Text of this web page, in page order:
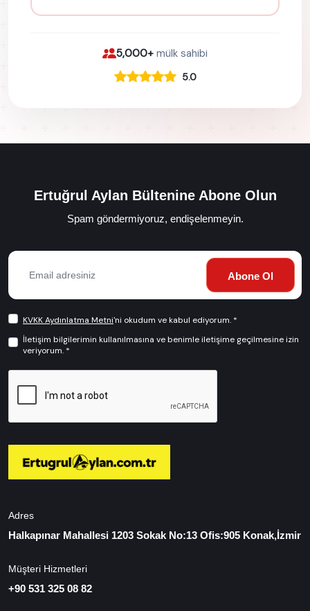
5,000+ mülk sahibi
5.0
Ertuğrul Aylan Bültenine Abone Olun
Spam göndermiyoruz, endişelenmeyin.
Abone Ol
KVKK Aydınlatma Metni'ni okudum ve kabul ediyorum. *
İletişim bilgilerimin kullanılmasına ve benimle iletişime geçilmesine izin
veriyorum. *
Adres
Halkapınar Mahallesi 1203 Sokak No:13 Ofis:905 Konak,İzmir
Müşteri Hizmetleri
+90 531 325 08 82